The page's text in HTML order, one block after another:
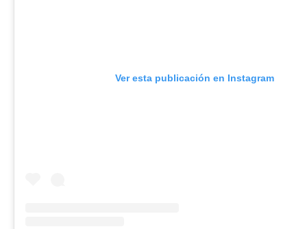
Ver esta publicación en Instagram